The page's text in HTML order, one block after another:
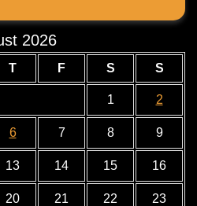
2026
T F S S
1 2
6 7 8 9
13 14 15 16
20 21 22 23